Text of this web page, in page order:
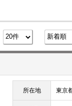
所在地 東京